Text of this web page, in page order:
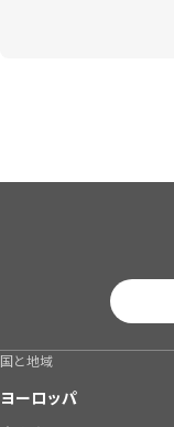
国と地域
ヨーロッパ